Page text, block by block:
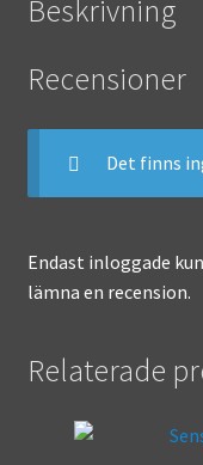
Beskrivning
Recensioner
Det finns
Endast inloggade
lämna en recension.
Relaterade